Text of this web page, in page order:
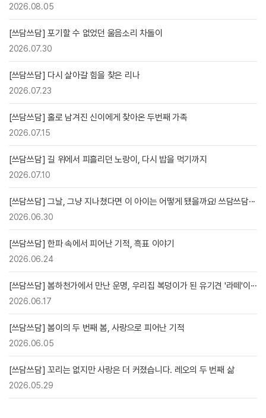
2026.08.05
[쓰담쓰담] 포기할 수 없었던 울음소리 차돌이
2026.07.30
[쓰담쓰담] 다시 살아갈 힘을 찾은 리나
2026.07.23
[쓰담쓰담] 홀로 남겨진 신이에게 찾아온 두번째 가족
2026.07.15
[쓰담쓰담] 길 위에서 피흘리던 노랑이, 다시 밥을 먹기까지
2026.07.10
[쓰담쓰담] 그날, 그냥 지나쳤다면 이 아이는 어떻게 됐을까요! 쓰담쓰담···
2026.06.30
[쓰담쓰담] 한파 속에서 피어난 기적, 흑표 이야기
2026.06.24
[쓰담쓰담] 봄하천가에서 만난 운명, 우리집 복덩이가 된 유기견 '라떼'이···
2026.06.17
[쓰담쓰담] 봄이의 두 번째 봄, 사랑으로 피어난 기적
2026.06.05
[쓰담쓰담] 꼬리는 없지만 사랑은 더 커졌습니다. 레오의 두 번째 삶
2026.05.29